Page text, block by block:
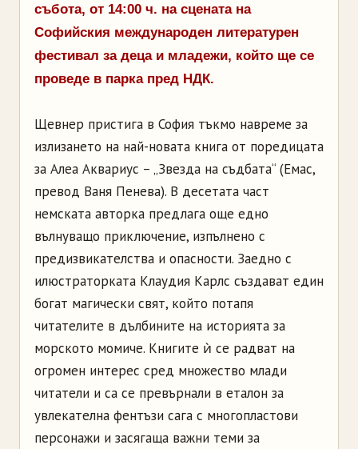
събота, от 14:00 ч. на сцената на
Софийския международен литературен
фестивал за деца и младежи, който ще се
проведе в парка пред НДК.
Щевнер пристига в София тъкмо навреме за
излизането на най-новата книга от поредицата
за Алеа Аквариус – „Звезда на съдбата“ (Емас,
превод Ваня Пенева). В десетата част
немската авторка предлага още едно
вълнуващо приключение, изпълнено с
предизвикателства и опасности. Заедно с
илюстраторката Клаудия Карлс създават един
богат магически свят, който потапя
читателите в дълбините на историята за
морското момиче. Книгите ѝ се радват на
огромен интерес сред множество млади
читатели и са се превърнали в еталон за
увлекателна фентъзи сага с многопластови
персонажи и засягаща важни теми за